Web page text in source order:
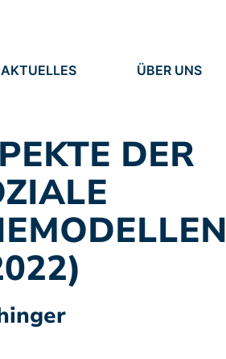
AKTUELLES
STELLEN
ÜBER UNS
MENSCHEN
DER